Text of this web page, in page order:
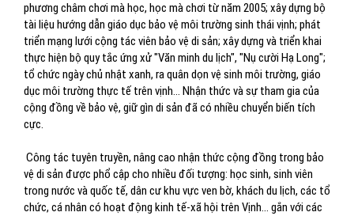
phương châm chơi mà học, học mà chơi từ năm 2005; xây dựng bộ
tài liệu hướng dẫn giáo dục bảo vệ môi trường sinh thái vịnh; phát
triển mạng lưới cộng tác viên bảo vệ di sản; xây dựng và triển khai
thực hiện bộ quy tắc ứng xử "Văn minh du lịch", "Nụ cười Hạ Long";
tổ chức ngày chủ nhật xanh, ra quân dọn vệ sinh môi trường, giáo
dục môi trường thực tế trên vịnh... Nhận thức và sự tham gia của
cộng đồng về bảo vệ, giữ gìn di sản đã có nhiều chuyển biến tích
cực.
Công tác tuyên truyền, nâng cao nhận thức cộng đồng trong bảo
vệ di sản được phổ cập cho nhiều đối tượng: học sinh, sinh viên
trong nước và quốc tế, dân cư khu vực ven bờ, khách du lịch, các tổ
chức, cá nhân có hoạt động kinh tế-xã hội trên Vịnh... gắn với các